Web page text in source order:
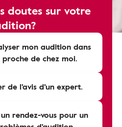
doutes sur votre
mon audition dans
de chez moi.
de l'avis d'un expert.
rendez-vous pour un